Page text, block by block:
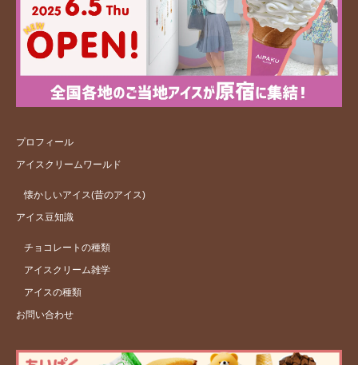
プロフィール
アイスクリームワールド
懐かしいアイス(昔のアイス)
アイス豆知識
チョコレートの種類
アイスクリーム雑学
アイスの種類
お問い合わせ